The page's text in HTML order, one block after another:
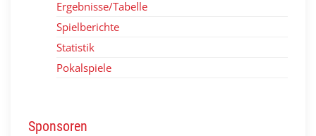
Ergebnisse/Tabelle
Spielberichte
Statistik
Pokalspiele
Sponsoren